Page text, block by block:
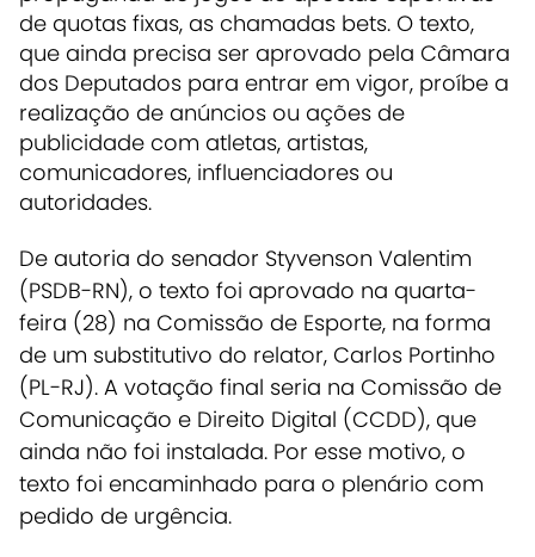
de quotas fixas, as chamadas bets. O texto,
que ainda precisa ser aprovado pela Câmara
dos Deputados para entrar em vigor, proíbe a
realização de anúncios ou ações de
publicidade com atletas, artistas,
comunicadores, influenciadores ou
autoridades.
De autoria do senador Styvenson Valentim
(PSDB-RN), o texto foi aprovado na quarta-
feira (28) na Comissão de Esporte, na forma
de um substitutivo do relator, Carlos Portinho
(PL-RJ). A votação final seria na Comissão de
Comunicação e Direito Digital (CCDD), que
ainda não foi instalada. Por esse motivo, o
texto foi encaminhado para o plenário com
pedido de urgência.